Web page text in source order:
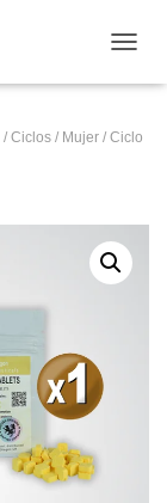
/ Ciclos / Mujer / Ciclo